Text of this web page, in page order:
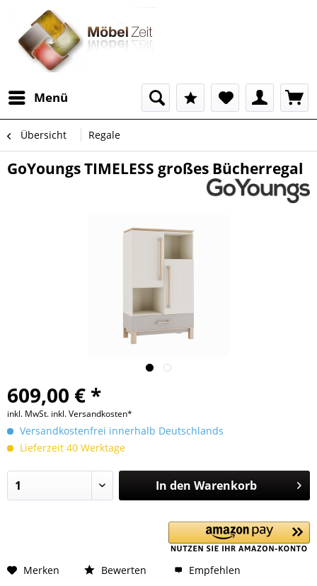
Menü
Übersicht Regale
GoYoungs TIMELESS großes Bücherregal
609,00 € *
inkl. MwSt. inkl. Versandkosten*
Versandkostenfrei innerhalb Deutschlands
Lieferzeit 40 Werktage
In den Warenkorb
Merken Bewerten Empfehlen